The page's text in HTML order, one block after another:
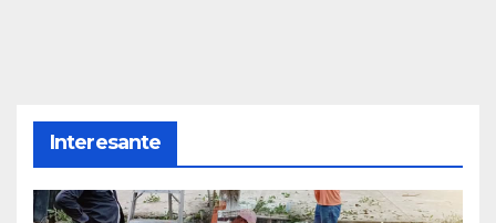
Interesante